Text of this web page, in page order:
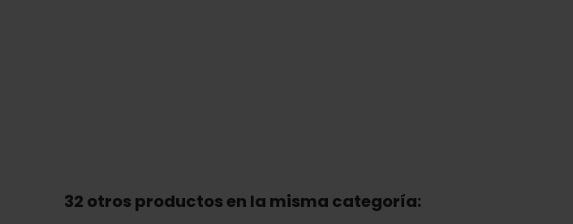
32 otros productos en la misma categoría: